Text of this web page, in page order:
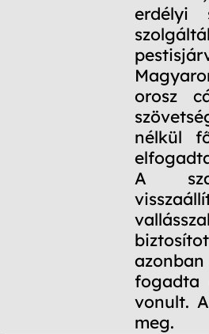
erdélyi
orosz
nélkül
A
fogadta
vonult.
meg.